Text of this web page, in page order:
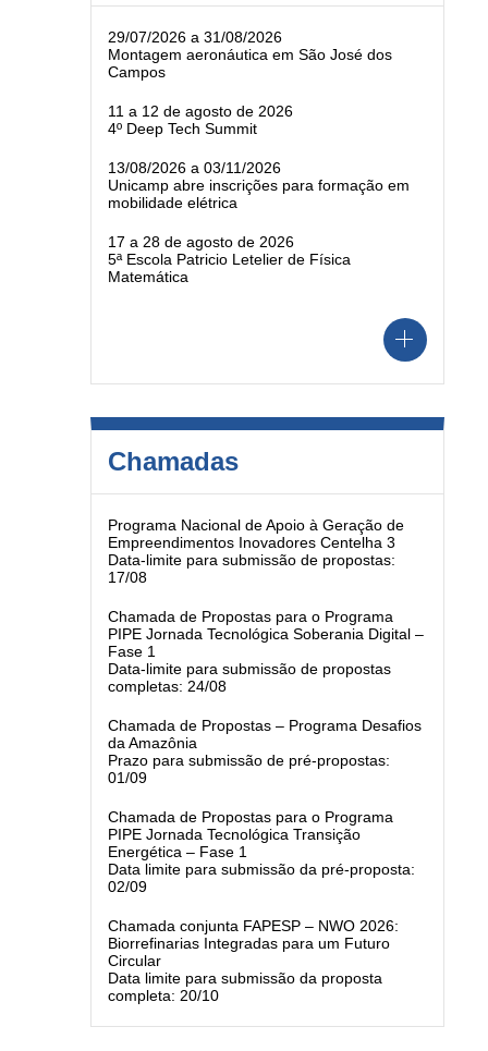
29/07/2026 a 31/08/2026
Montagem aeronáutica em São José dos
Campos
11 a 12 de agosto de 2026
4º Deep Tech Summit
13/08/2026 a 03/11/2026
Unicamp abre inscrições para formação em
mobilidade elétrica
17 a 28 de agosto de 2026
5ª Escola Patricio Letelier de Física
Matemática
Chamadas
Programa Nacional de Apoio à Geração de
Empreendimentos Inovadores Centelha 3
Data-limite para submissão de propostas:
17/08
Chamada de Propostas para o Programa
PIPE Jornada Tecnológica Soberania Digital –
Fase 1
Data-limite para submissão de propostas
completas: 24/08
Chamada de Propostas – Programa Desafios
da Amazônia
Prazo para submissão de pré-propostas:
01/09
Chamada de Propostas para o Programa
PIPE Jornada Tecnológica Transição
Energética – Fase 1
Data limite para submissão da pré-proposta:
02/09
Chamada conjunta FAPESP – NWO 2026:
Biorrefinarias Integradas para um Futuro
Circular
Data limite para submissão da proposta
completa: 20/10